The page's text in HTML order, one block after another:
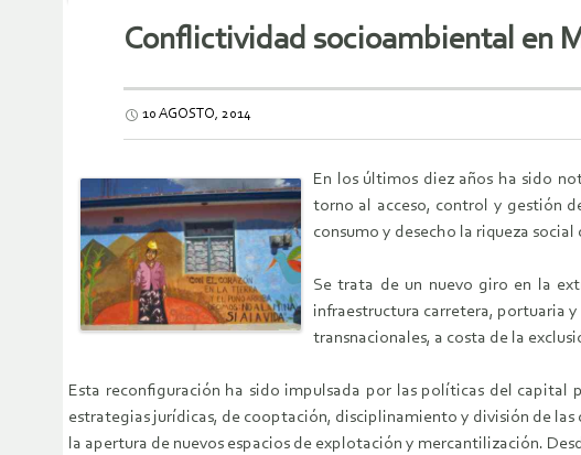
Conflictividad socioambiental en
10 AGOSTO, 2014
En los últimos diez años ha sido
torno al acceso, control y gestión
consumo y desecho la riqueza
Se trata de un nuevo giro en la
infraestructura carretera, portuaria y
transnacionales, a costa de la
Esta reconfiguración ha sido impulsada por las políticas del
estrategias jurídicas, de cooptación, disciplinamiento y división de
la apertura de nuevos espacios de explotación y mercantilización.